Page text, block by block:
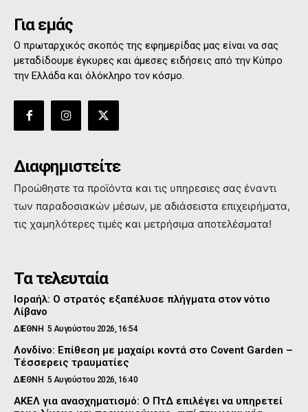
Για εμάς
Ο πρωταρχικός σκοπός της εφημερίδας μας είναι να σας
μεταδίδουμε έγκυρες και άμεσες ειδήσεις από την Κύπρο
την Ελλάδα και όλόκληρο τον κόσμο.
Διαφημιστείτε
Προώθηστε τα προϊόντα και τις υπηρεσιες σας έναντι
των παραδοσιακών μέσων, με αδιάσειστα επιχειρήματα,
τις χαμηλότερες τιμές και μετρήσιμα αποτελέσματα!
Τα τελευταία
Ισραήλ: Ο στρατός εξαπέλυσε πλήγματα στον νότιο
Λίβανο
ΔΙΕΘΝΗ 5 Αυγούστου 2026, 16:54
Λονδίνο: Επίθεση με μαχαίρι κοντά στο Covent Garden –
Τέσσερεις τραυματίες
ΔΙΕΘΝΗ 5 Αυγούστου 2026, 16:40
ΑΚΕΛ για ανασχηματισμό: Ο ΠτΔ επιλέγει να υπηρετεί